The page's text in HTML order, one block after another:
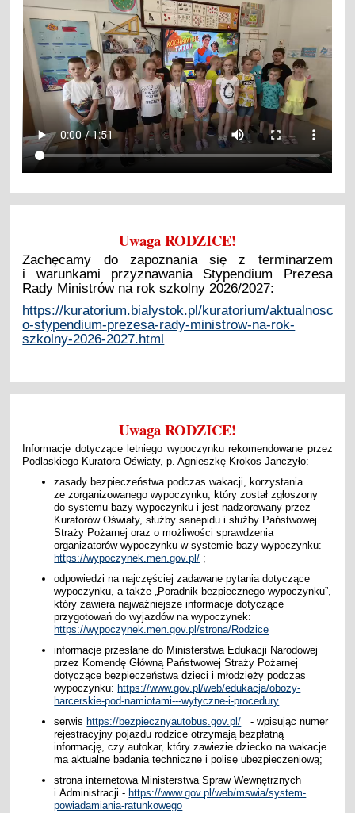
Uwaga RODZICE!
Zachęcamy do zapoznania się z terminarzem
i warunkami przyznawania Stypendium Prezesa
Rady Ministrów na rok szkolny 2026/2027:
https://kuratorium.bialystok.pl/kuratorium/aktualnosci/
o-stypendium-prezesa-rady-ministrow-na-rok-
szkolny-2026-2027.html
Uwaga RODZICE!
Informacje dotyczące letniego wypoczynku rekomendowane przez
Podlaskiego Kuratora Oświaty, p. Agnieszkę Krokos-Janczyło:
zasady bezpieczeństwa podczas wakacji, korzystania
ze zorganizowanego wypoczynku, który został zgłoszony
do systemu bazy wypoczynku i jest nadzorowany przez
Kuratorów Oświaty, służby sanepidu i służby Państwowej
Straży Pożarnej oraz o możliwości sprawdzenia
organizatorów wypoczynku w systemie bazy wypoczynku:
https://wypoczynek.men.gov.pl/ ;
odpowiedzi na najczęściej zadawane pytania dotyczące
wypoczynku, a także „Poradnik bezpiecznego wypoczynku”,
który zawiera najważniejsze informacje dotyczące
przygotowań do wyjazdów na wypoczynek:
https://wypoczynek.men.gov.pl/strona/Rodzice
informacje przesłane do Ministerstwa Edukacji Narodowej
przez Komendę Główną Państwowej Straży Pożarnej
dotyczące bezpieczeństwa dzieci i młodzieży podczas
wypoczynku: https://www.gov.pl/web/edukacja/obozy-
harcerskie-pod-namiotami---wytyczne-i-procedury
serwis https://bezpiecznyautobus.gov.pl/
- wpisując numer
rejestracyjny pojazdu rodzice otrzymają bezpłatną
informację, czy autokar, który zawiezie dziecko na wakacje
ma aktualne badania techniczne i polisę ubezpieczeniową;
strona internetowa Ministerstwa Spraw Wewnętrznych
i Administracji - https://www.gov.pl/web/mswia/system-
powiadamiania-ratunkowego